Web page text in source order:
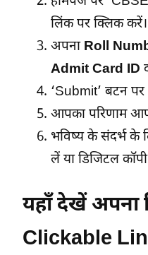
लिंक पर क्लिक करें।
अपना Roll
Admit Card ID
‘Submit’ बटन
आपका परिणाम
भविष्य के संदर्भ के
लें या डिजिटल
यहाँ देखें अपना
Clickable